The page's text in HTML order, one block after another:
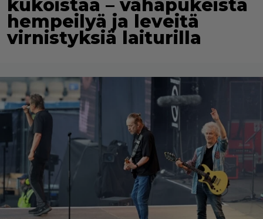
kukoistaa – vähäpukeista
hempeilyä ja leveitä
virnistyksiä laiturilla